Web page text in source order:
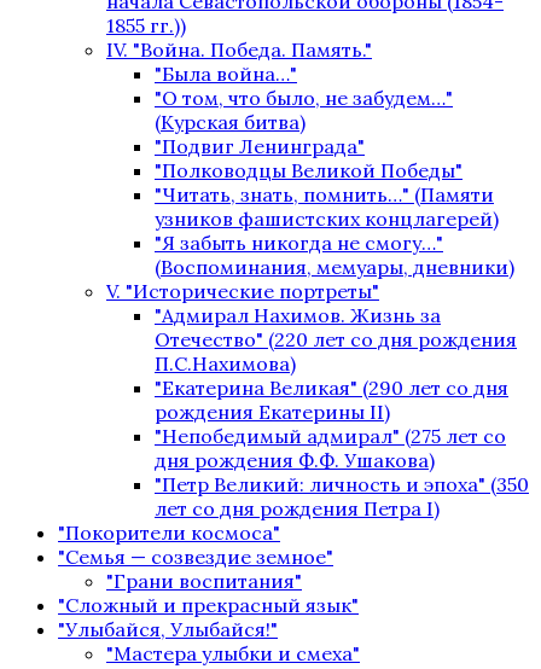
1855 гг.))
IV. "Война. Победа. Память."
"Была война…"
"О том, что было, не забудем…"
(Курская битва)
"Подвиг Ленинграда"
"Полководцы Великой Победы"
"Читать, знать, помнить…" (Памяти
узников фашистских концлагерей)
"Я забыть никогда не смогу…"
(Воспоминания, мемуары, дневники)
V. "Исторические портреты"
"Адмирал Нахимов. Жизнь за
Отечество" (220 лет со дня рождения
П.С.Нахимова)
"Екатерина Великая" (290 лет со дня
рождения Екатерины II)
"Непобедимый адмирал" (275 лет со
дня рождения Ф.Ф. Ушакова)
"Петр Великий: личность и эпоха" (350
лет со дня рождения Петра I)
"Покорители космоса"
"Семья — созвездие земное"
"Грани воспитания"
"Сложный и прекрасный язык"
"Улыбайся, Улыбайся!"
"Мастера улыбки и смеха"